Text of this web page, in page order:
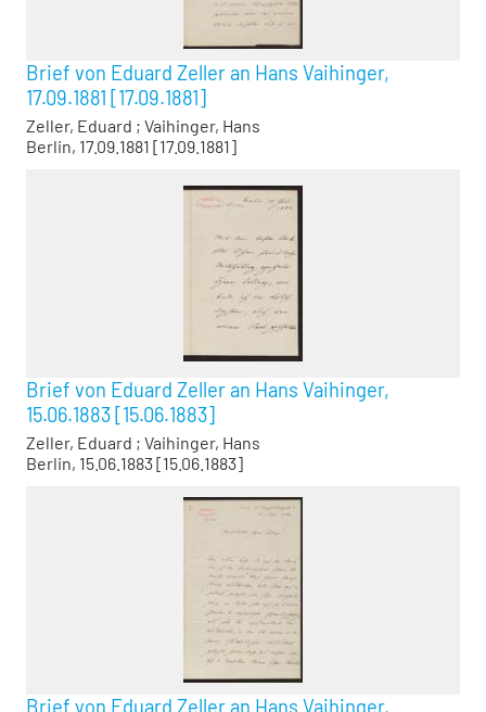
Brief von Eduard Zeller an Hans Vaihinger,
17.09.1881 [17.09.1881]
Zeller, Eduard ; Vaihinger, Hans
Berlin, 17.09.1881 [17.09.1881]
Brief von Eduard Zeller an Hans Vaihinger,
15.06.1883 [15.06.1883]
Zeller, Eduard ; Vaihinger, Hans
Berlin, 15.06.1883 [15.06.1883]
Brief von Eduard Zeller an Hans Vaihinger,